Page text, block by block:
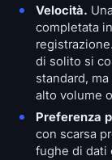
Velocità.
completata
di solito si
standard,
alto volume
Preferenza
con scarsa
fughe di dati